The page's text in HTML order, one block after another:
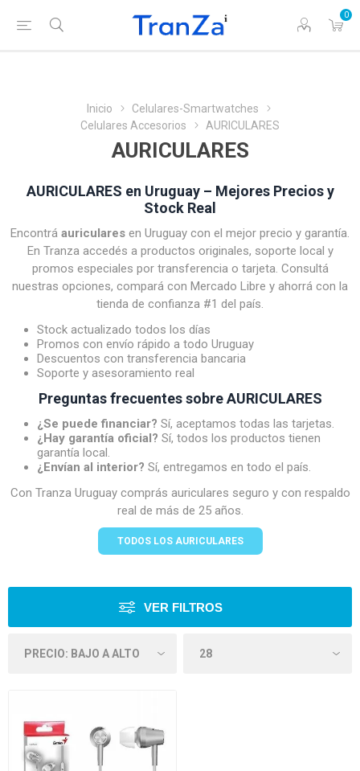
0
Inicio
Celulares-Smartwatches
Celulares Accesorios
AURICULARES
AURICULARES
AURICULARES en Uruguay – Mejores Precios y
Stock Real
Encontrá auriculares en Uruguay con el mejor precio y garantía.
En Tranza accedés a productos originales, soporte local y
promos especiales por transferencia o tarjeta. Consultá
nuestras opciones, compará con Mercado Libre y ahorrá con la
tienda de confianza #1 del país.
Stock actualizado todos los días
Promos con envío rápido a todo Uruguay
Descuentos con transferencia bancaria
Soporte y asesoramiento real
Preguntas frecuentes sobre AURICULARES
¿Se puede financiar? Sí, aceptamos todas las tarjetas.
¿Hay garantía oficial? Sí, todos los productos tienen
garantía local.
¿Envían al interior? Sí, entregamos en todo el país.
Con Tranza Uruguay comprás auriculares seguro y con respaldo
real de más de 25 años.
TODOS LOS AURICULARES
VER FILTROS